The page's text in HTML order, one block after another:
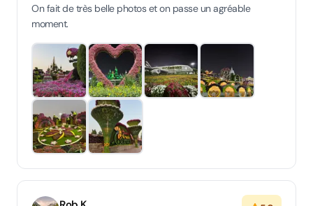
On fait de très belle photos et on passe un agréable
moment.